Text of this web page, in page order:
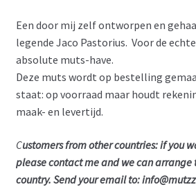
Een door mij zelf ontworpen en
legende Jaco Pastorius. Voor de
absolute muts-have.
Deze muts wordt op bestelling
staat: op voorraad maar houdt
maak- en levertijd.
Customers from other countries: if you
please contact me and we can arrange
country. Send your email to: